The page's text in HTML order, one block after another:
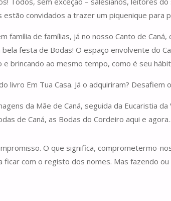
convidados a trazer um piquenique para
família de famílias, já no nosso Canto de
festa de Bodas! O espaço envolvente do
brincando ao mesmo tempo, como é seu
livro Em Tua Casa. Já o adquiriram? Desafiem
da Mãe de Caná, seguida da Eucaristia
de Caná, as Bodas do Cordeiro aqui e
O que significa, comprometermo-
com o registo dos nomes. Mas fazendo